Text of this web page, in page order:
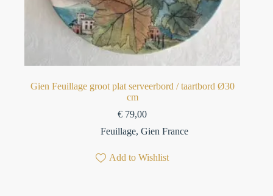
Gien Feuillage groot plat serveerbord / taartbord Ø30
cm
€ 79,00
Feuillage,Gien France
Add to Wishlist